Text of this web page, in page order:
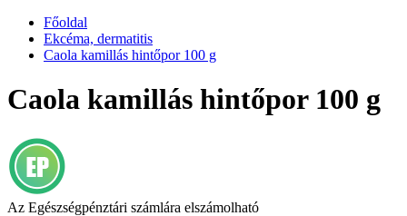
Főoldal
Ekcéma, dermatitis
Caola kamillás hintőpor 100 g
Caola kamillás hintőpor 100 g
Az Egészségpénztári számlára elszámolható